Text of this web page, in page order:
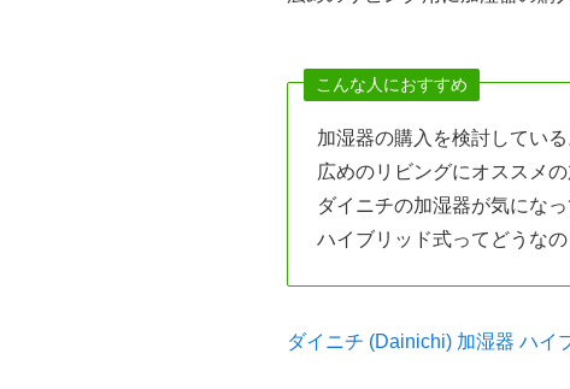
こんな人におすすめ
加湿器の購入を検討している
広めのリビングにオススメの
ダイニチの加湿器が気になっ
ハイブリッド式ってどうなの
ダイニチ (Dainichi) 加湿器 ハイ